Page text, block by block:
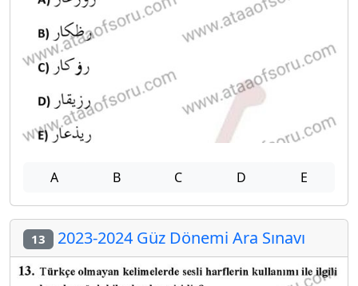
A B C D E
13 2023-2024 Güz Dönemi Ara Sınavı